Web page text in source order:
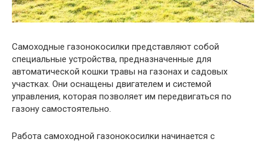
Самоходные газонокосилки представляют собой
специальные устройства, предназначенные для
автоматической кошки травы на газонах и садовых
участках. Они оснащены двигателем и системой
управления, которая позволяет им передвигаться по
газону самостоятельно.
Работа самоходной газонокосилки начинается с